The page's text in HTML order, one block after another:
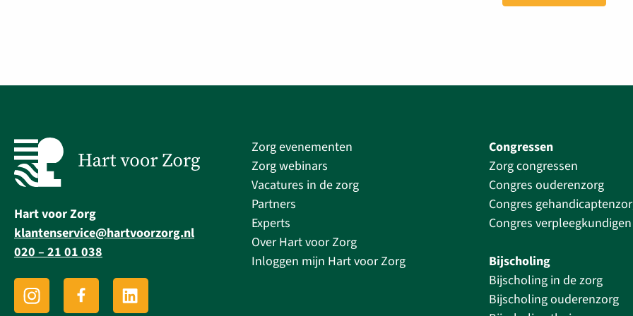
Hart voor Zorg
klantenservice@hartvoorzorg.nl
020 – 21 01 038
Zorg evenementen
Zorg webinars
Vacatures in de zorg
Partners
Experts
Over Hart voor Zorg
Inloggen mijn Hart voor Zorg
Congressen
Zorg congressen
Congres ouderenzorg
Congres
Congres verpleegkundigen
Bijscholing
Bijscholing in de zorg
Bijscholing ouderenzorg